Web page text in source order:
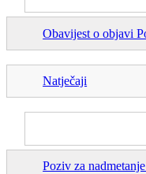
Obavijest o objavi
Natječaji
Poziv za